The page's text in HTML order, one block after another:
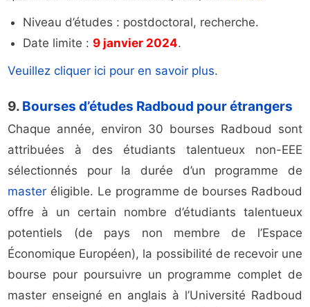
Niveau d’études : postdoctoral, recherche.
Date limite :9 janvier 2024.
Veuillez cliquer ici pour en savoir plus.
9. Bourses d’études Radboud pour étrangers
Chaque année, environ 30 bourses Radboud sont
attribuées à des étudiants talentueux non-EEE
sélectionnés pour la durée d’un programme de
master éligible. Le programme de bourses Radboud
offre à un certain nombre d’étudiants talentueux
potentiels (de pays non membre de l’Espace
Économique Européen), la possibilité de recevoir une
bourse pour poursuivre un programme complet de
master enseigné en anglais à l’Université Radboud